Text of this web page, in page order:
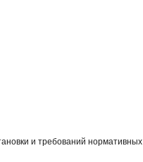
и требований нормативных